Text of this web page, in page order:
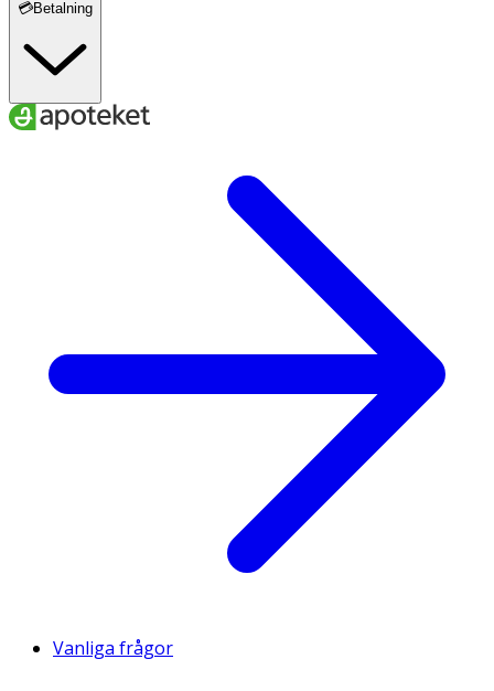
💳Betalning
Vanliga frågor